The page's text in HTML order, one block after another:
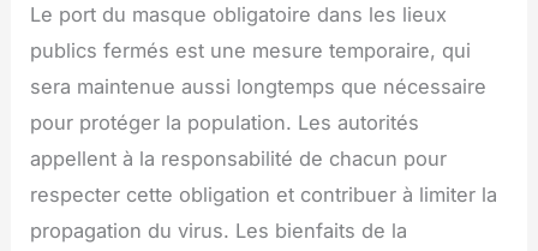
Le port du masque obligatoire dans les lieux
publics fermés est une mesure temporaire, qui
sera maintenue aussi longtemps que nécessaire
pour protéger la population. Les autorités
appellent à la responsabilité de chacun pour
respecter cette obligation et contribuer à limiter la
propagation du virus. Les bienfaits de la